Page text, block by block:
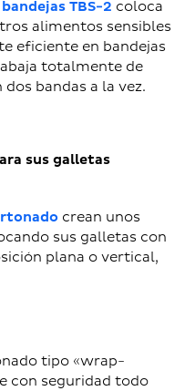
TBS-2 coloca
alimentos sensibles
eficiente en bandejas
totalmente de
bandas a la vez.
sus galletas
crean unos
sus galletas con
plana o vertical,
tipo «wrap-
con seguridad todo